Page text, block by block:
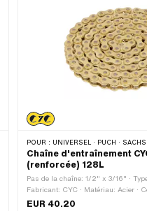
POUR : UNIVERSEL · PUCH · SACHS · PONY / CILO (BÊTA 521 & 512) · ZÜNDAPP
Chaîne d'entraînement
(renforcée) 128L
Pas de la chaîne: 1/2" x 3/16" ·
Fabricant: CYC · Matériau: Acier ·
maillons: 128 pcs · Circonférence de
EUR 40.20